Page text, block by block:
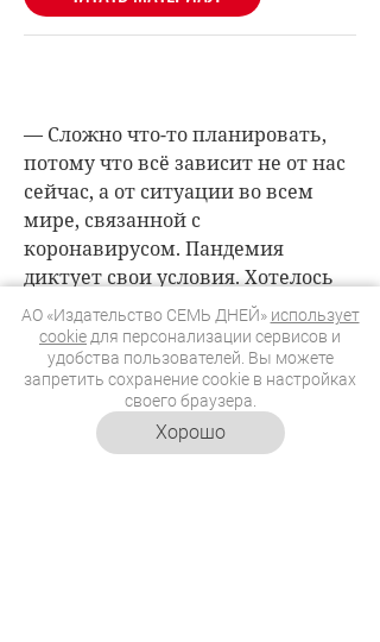
АО «Издательство СЕМЬ ДНЕЙ» использует
cookie для персонализации сервисов и
удобства пользователей. Вы можете
запретить сохранение cookie в настройках
своего браузера.
Хорошо
— Сложно что-то планировать,
потому что всё зависит не от нас
сейчас, а от ситуации во всем
мире, связанной с
коронавирусом. Пандемия
диктует свои условия. Хотелось
бы, конечно, поехать за рубеж, но
в этом году я точно не стану так
рисковать. Возможно,
отправимся на один из
российских курортов. Случится
это не раньше августа. В первую